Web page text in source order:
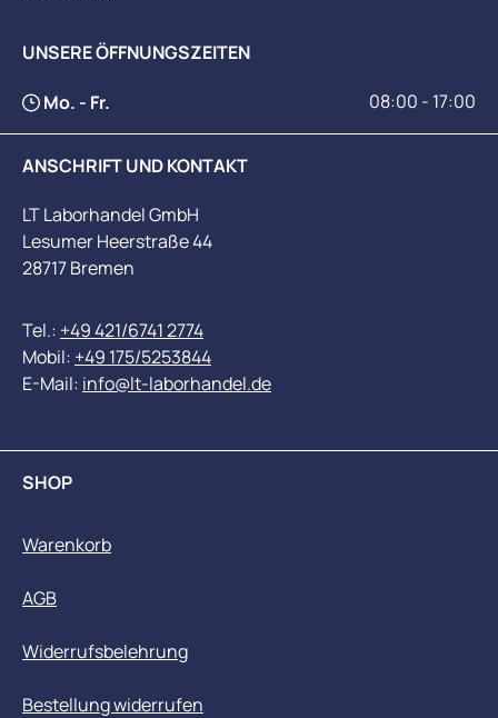
UNSERE ÖFFNUNGSZEITEN
Mo. - Fr. 08:00 - 17:00
ANSCHRIFT UND KONTAKT
LT Laborhandel GmbH
Lesumer Heerstraße 44
28717 Bremen
Tel.: +49 421/6741 2774
Mobil: +49 175/5253844
E-Mail: info@lt-laborhandel.de
SHOP
Warenkorb
AGB
Widerrufsbelehrung
Bestellung widerrufen